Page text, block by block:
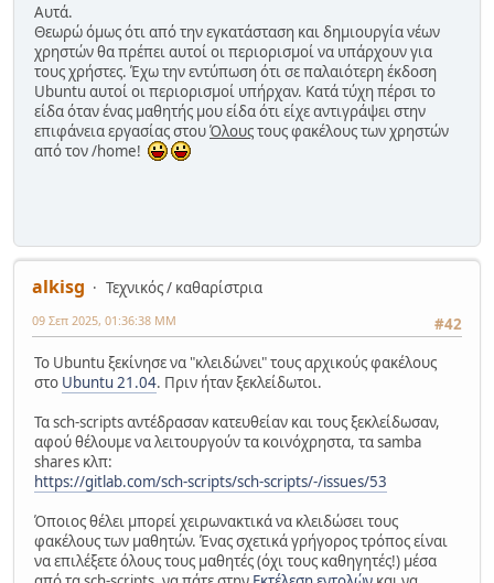
Αυτά.
Θεωρώ όμως ότι από την εγκατάσταση και δημιουργία νέων
χρηστών θα πρέπει αυτοί οι περιορισμοί να υπάρχουν για
τους χρήστες. Έχω την εντύπωση ότι σε παλαιότερη έκδοση
Ubuntu αυτοί οι περιορισμοί υπήρχαν. Κατά τύχη πέρσι το
είδα όταν ένας μαθητής μου είδα ότι είχε αντιγράψει στην
επιφάνεια εργασίας στουΌλουςτους φακέλους των χρηστών
από τον /home!
alkisg
Τεχνικός / καθαρίστρια
#42
09 Σεπ 2025, 01:36:38 ΜΜ
Το Ubuntu ξεκίνησε να "κλειδώνει" τους αρχικούς φακέλους
στο Ubuntu 21.04. Πριν ήταν ξεκλείδωτοι.
Τα sch-scripts αντέδρασαν κατευθείαν και τους ξεκλείδωσαν,
αφού θέλουμε να λειτουργούν τα κοινόχρηστα, τα samba
shares κλπ:
https://gitlab.com/sch-scripts/sch-scripts/-/issues/53
Όποιος θέλει μπορεί χειρωνακτικά να κλειδώσει τους
φακέλους των μαθητών. Ένας σχετικά γρήγορος τρόπος είναι
να επιλέξετε όλους τους μαθητές (όχι τους καθηγητές!) μέσα